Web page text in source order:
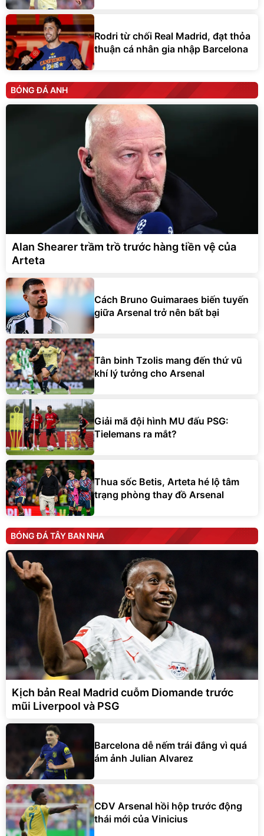
Rodri từ chối Real Madrid, đạt thỏa
thuận cá nhân gia nhập Barcelona
BÓNG ĐÁ ANH
Alan Shearer trầm trồ trước hàng tiền vệ của
Arteta
Cách Bruno Guimaraes biến tuyến
giữa Arsenal trở nên bất bại
Tân binh Tzolis mang đến thứ vũ
khí lý tưởng cho Arsenal
Giải mã đội hình MU đấu PSG:
Tielemans ra mắt?
Thua sốc Betis, Arteta hé lộ tâm
trạng phòng thay đồ Arsenal
BÓNG ĐÁ TÂY BAN NHA
Kịch bản Real Madrid cuỗm Diomande trước
mũi Liverpool và PSG
Barcelona dễ nếm trái đắng vì quá
ám ảnh Julian Alvarez
CĐV Arsenal hồi hộp trước động
thái mới của Vinicius